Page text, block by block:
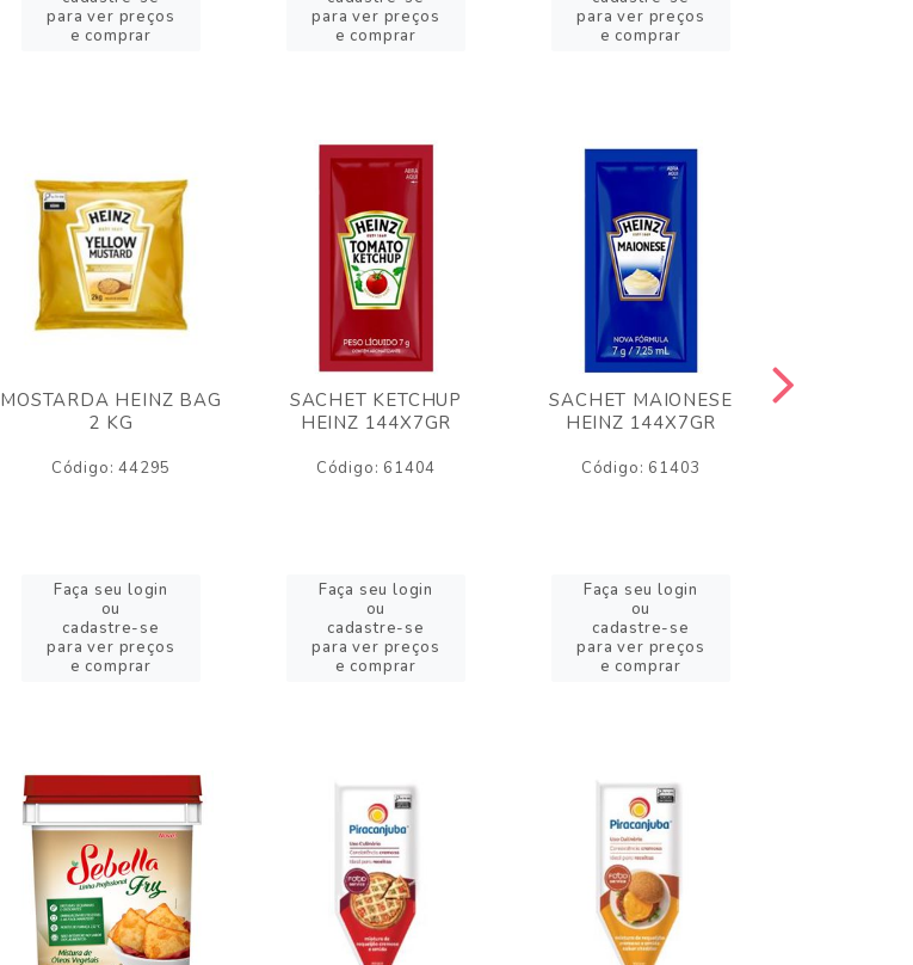
para ver preços
e comprar
para ver preços
e comprar
para ver preços
e comprar
MOSTARDA HEINZ BAG
2 KG
Código: 44295
Faça seu login
ou
cadastre-se
para ver preços
e comprar
SACHET KETCHUP
HEINZ 144X7GR
Código: 61404
Faça seu login
ou
cadastre-se
para ver preços
e comprar
SACHET MAIONESE
HEINZ 144X7GR
Código: 61403
Faça seu login
ou
cadastre-se
para ver preços
e comprar